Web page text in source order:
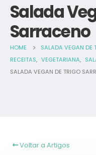
Salada
Sarraceno
HOME
SALADA VEGAN DE
RECEITAS, VEGETARIANA,
SALADA VEGAN DE TRIGO
Voltar a Artigos